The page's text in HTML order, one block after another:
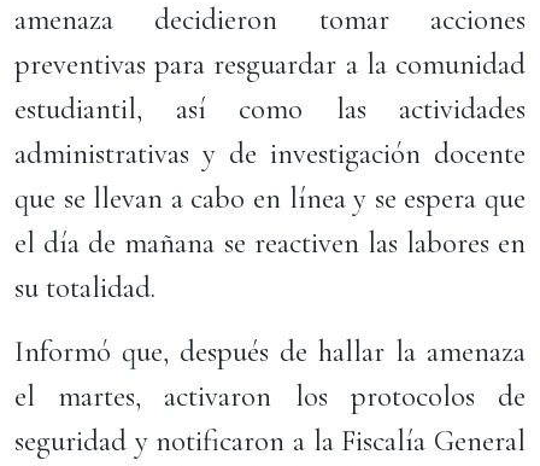
amenaza decidieron tomar acciones
preventivas para resguardar a la comunidad
estudiantil, así como las actividades
administrativas y de investigación docente
que se llevan a cabo en línea y se espera que
el día de mañana se reactiven las labores en
su totalidad.
Informó que, después de hallar la amenaza
el martes, activaron los protocolos de
seguridad y notificaron a la Fiscalía General